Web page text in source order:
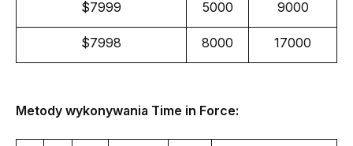
$7999 5000 9000
$7998 8000 17000
Metody wykonywania Time in Force: